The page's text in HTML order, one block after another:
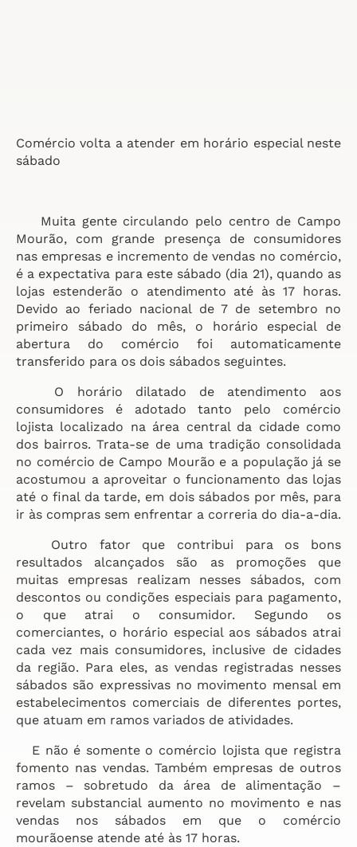
Comércio volta a atender em horário especial neste
sábado
Muita gente circulando pelo centro de Campo
Mourão, com grande presença de consumidores
nas empresas e incremento de vendas no comércio,
é a expectativa para este sábado (dia 21), quando as
lojas estenderão o atendimento até às 17 horas.
Devido ao feriado nacional de 7 de setembro no
primeiro sábado do mês, o horário especial de
abertura do comércio foi automaticamente
transferido para os dois sábados seguintes.
O horário dilatado de atendimento aos
consumidores é adotado tanto pelo comércio
lojista localizado na área central da cidade como
dos bairros. Trata-se de uma tradição consolidada
no comércio de Campo Mourão e a população já se
acostumou a aproveitar o funcionamento das lojas
até o final da tarde, em dois sábados por mês, para
ir às compras sem enfrentar a correria do dia-a-dia.
Outro fator que contribui para os bons
resultados alcançados são as promoções que
muitas empresas realizam nesses sábados, com
descontos ou condições especiais para pagamento,
o que atrai o consumidor. Segundo os
comerciantes, o horário especial aos sábados atrai
cada vez mais consumidores, inclusive de cidades
da região. Para eles, as vendas registradas nesses
sábados são expressivas no movimento mensal em
estabelecimentos comerciais de diferentes portes,
que atuam em ramos variados de atividades.
E não é somente o comércio lojista que registra
fomento nas vendas. Também empresas de outros
ramos – sobretudo da área de alimentação –
revelam substancial aumento no movimento e nas
vendas nos sábados em que o comércio
mourãoense atende até às 17 horas.